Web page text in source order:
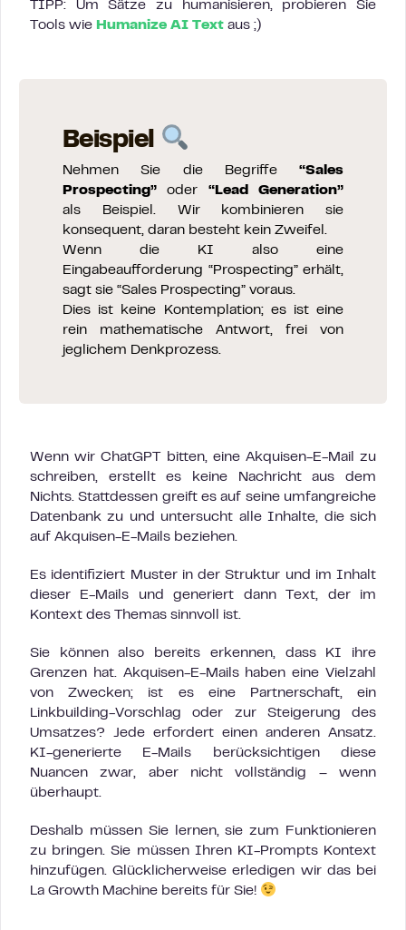
TIPP: Um Sätze zu humanisieren, probieren Sie
Tools wie Humanize AI Text aus ;)
Beispiel
Nehmen Sie die Begriffe “Sales
Prospecting” oder “Lead Generation”
als Beispiel. Wir kombinieren sie
konsequent, daran besteht kein Zweifel.
Wenn die KI also eine
Eingabeaufforderung “Prospecting” erhält,
sagt sie “Sales Prospecting” voraus.
Dies ist keine Kontemplation; es ist eine
rein mathematische Antwort, frei von
jeglichem Denkprozess.
Wenn wir ChatGPT bitten, eine Akquisen-E-Mail zu
schreiben, erstellt es keine Nachricht aus dem
Nichts. Stattdessen greift es auf seine umfangreiche
Datenbank zu und untersucht alle Inhalte, die sich
auf Akquisen-E-Mails beziehen.
Es identifiziert Muster in der Struktur und im Inhalt
dieser E-Mails und generiert dann Text, der im
Kontext des Themas sinnvoll ist.
Sie können also bereits erkennen, dass KI ihre
Grenzen hat. Akquisen-E-Mails haben eine Vielzahl
von Zwecken; ist es eine Partnerschaft, ein
Linkbuilding-Vorschlag oder zur Steigerung des
Umsatzes? Jede erfordert einen anderen Ansatz.
KI-generierte E-Mails berücksichtigen diese
Nuancen zwar, aber nicht vollständig – wenn
überhaupt.
Deshalb müssen Sie lernen, sie zum Funktionieren
zu bringen. Sie müssen Ihren KI-Prompts Kontext
hinzufügen. Glücklicherweise erledigen wir das bei
La Growth Machine bereits für Sie!